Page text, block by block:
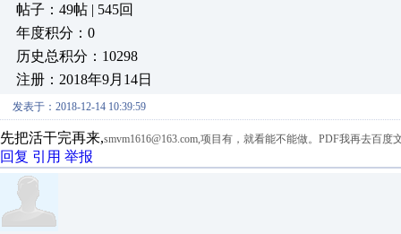
帖子：49帖 | 545回
年度积分：0
历史总积分：10298
注册：2018年9月14日
发表于：2018-12-14 10:39:59
先把活干完再来,smvm1616@163.com,项目有，就看能不能做。PDF我再去百度
回复 引用 举报